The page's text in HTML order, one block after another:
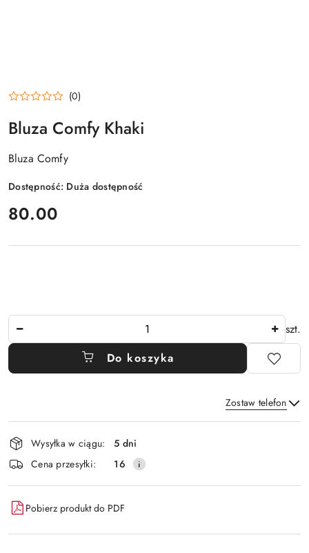
(0)
Bluza Comfy Khaki
Bluza Comfy
Dostępność: Duża dostępność
cena:
80.00
szt.
Do koszyka
Zostaw telefon
Wyślij
Dostępność
i
dostawa
Wysyłka w ciągu:
5 dni
Cena przesyłki:
16
Pobierz produkt do PDF